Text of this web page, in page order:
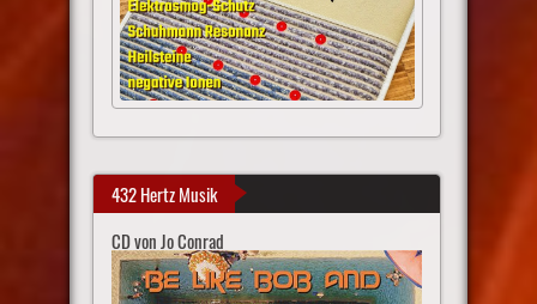
432 Hertz Musik
CD von Jo Conrad